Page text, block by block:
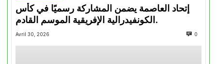
إتحاد العاصمة يضمن المشاركة رسميًا في كأس
الكونفيدرالية الإفريقية الموسم القادم.
Avril 30, 2026 0